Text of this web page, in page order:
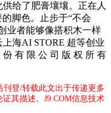
给了肥膏壤壤。正在人
脚色。止步于“不会
业者能够像搭积木一样
海AI STORE 超等创业
有 限 公 司 版 权 所 有
刊登/转载此文出于传递更多
其描述。J9.COM信息技术